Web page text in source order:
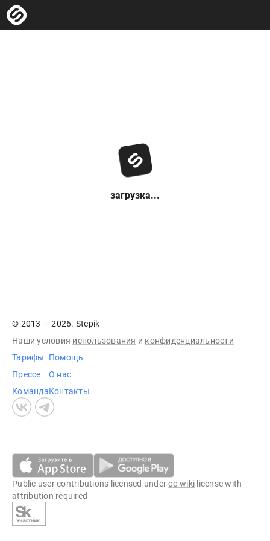
загрузка...
© 2013 — 2026. Stepik
Наши условия использования и конфиденциальности
Тарифы
Прессе
Команда
Помощь
О нас
Контакты
Public user contributions licensed undercc-wiki license with
attribution required